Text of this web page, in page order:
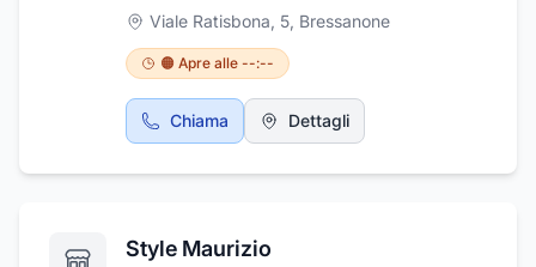
cura del capello alla piega, stiratura, barba
fatta mano e colorazione. Ti aspettiamo in
Viale Ratisbona a Bressanone. Da noi troverai
competenza e professionalità. Siamo in
aggiornamento costante per lanostra e la
vostra soddisfazione.
Viale Ratisbona, 5, Bressanone
🟠 Apre alle --:--
Chiama Dettagli
Style Maurizio